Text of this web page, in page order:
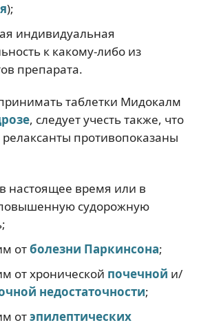
);
индивидуальная
к какому-либо из
препарата.
таблетки Мидокалм
, следует учесть также, что
противопоказаны
время или в
судорожную
отболезни Паркинсона;
от хронической почечной и/
недостаточности;
отэпилептических